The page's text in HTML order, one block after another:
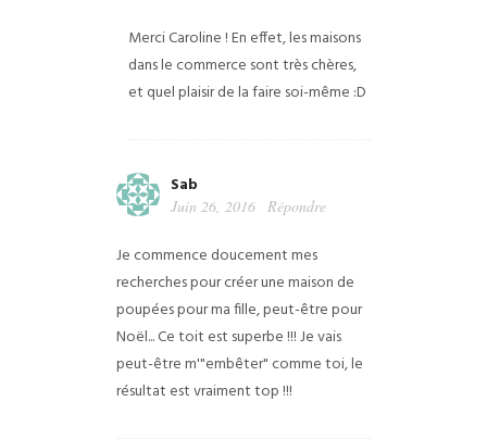
Merci Caroline ! En effet, les maisons
dans le commerce sont très chères,
et quel plaisir de la faire soi-même :D
Sab
Juin 26, 2016 Répondre
Je commence doucement mes
recherches pour créer une maison de
poupées pour ma fille, peut-être pour
Noël... Ce toit est superbe !!! Je vais
peut-être m'"embêter" comme toi, le
résultat est vraiment top !!!